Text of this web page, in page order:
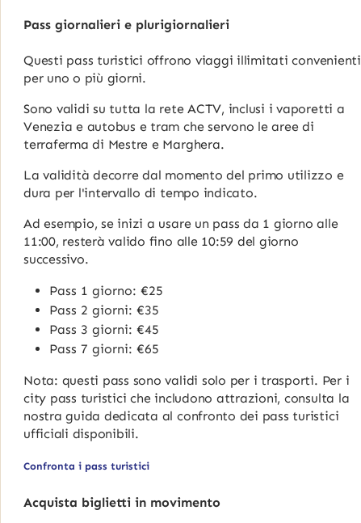
Pass giornalieri e plurigiornalieri
Questi pass turistici offrono viaggi illimitati convenienti
per uno o più giorni.
Sono validi su tutta la rete ACTV, inclusi i vaporetti a
Venezia e autobus e tram che servono le aree di
terraferma di Mestre e Marghera.
La validità decorre dal momento del primo utilizzo e
dura per l'intervallo di tempo indicato.
Ad esempio, se inizi a usare un pass da 1 giorno alle
11:00, resterà valido fino alle 10:59 del giorno
successivo.
Pass 1 giorno: €25
Pass 2 giorni: €35
Pass 3 giorni: €45
Pass 7 giorni: €65
Nota: questi pass sono validi solo per i trasporti. Per i
city pass turistici che includono attrazioni, consulta la
nostra guida dedicata al confronto dei pass turistici
ufficiali disponibili.
Confronta i pass turistici
Acquista biglietti in movimento